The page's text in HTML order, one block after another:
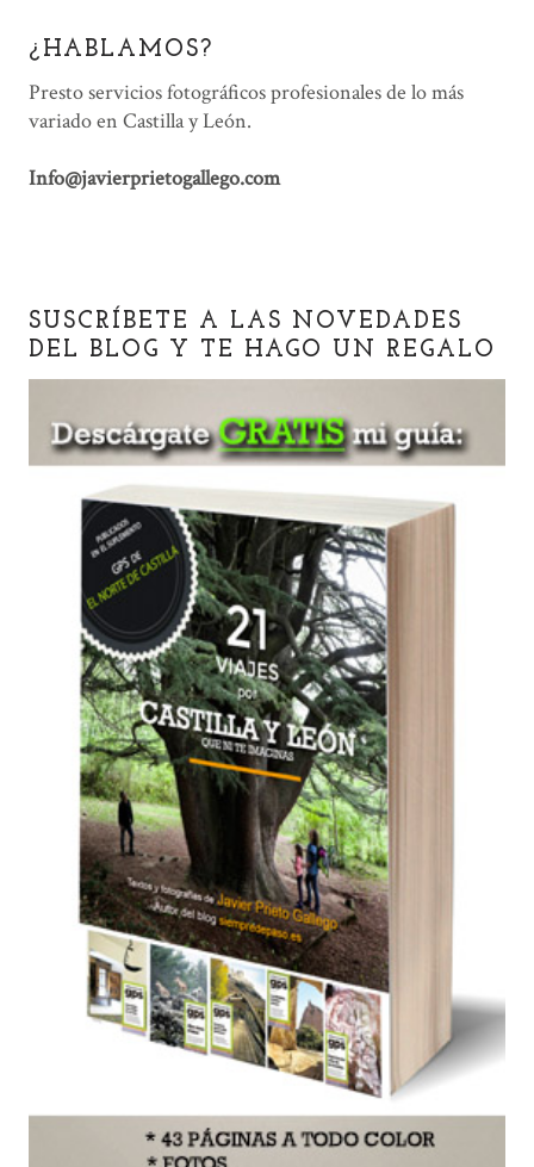
¿HABLAMOS?
Presto servicios fotográficos profesionales de lo más
variado en Castilla y León.
Info@javierprietogallego.com
SUSCRÍBETE A LAS NOVEDADES
DEL BLOG Y TE HAGO UN REGALO